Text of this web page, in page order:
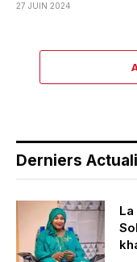
27 JUIN 2024
Derniers